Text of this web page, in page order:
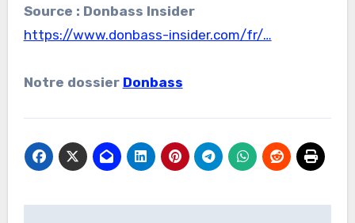
Source : Donbass Insider
https://www.donbass-insider.com/fr/…
Notre dossier Donbass